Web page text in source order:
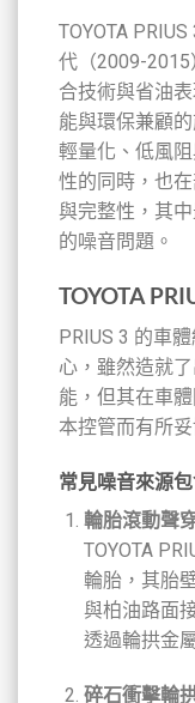
TOYOTA
代（2009-
合技術與省油
能與環保兼顧
輕量化、低風
性的同時，也
與完整性，其
的噪音問題。
TOYOTA
PRIUS 3 的車
心，雖然造就
能，但其在車
本控管而有所妥
常見噪音來源包
輪胎滾動聲
TOYOTA
輪胎，其胎
與柏油路面
透過輪拱金
碎石衝擊輪